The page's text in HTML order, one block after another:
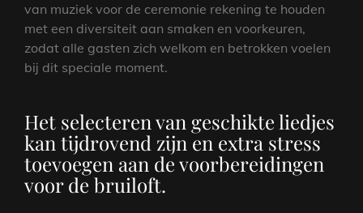
van muziek voor de ceremonie rekening te houden
met een diversiteit aan smaken en voorkeuren,
zodat alle gasten zich welkom en betrokken voelen
bij dit speciale moment.
Het selecteren van geschikte liedjes
kan tijdrovend zijn en extra stress
toevoegen aan de voorbereidingen
voor de bruiloft.